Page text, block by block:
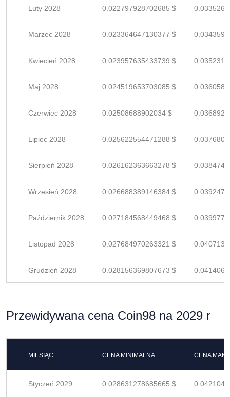
Luty 2028 0.022797928702685 $
Marzec 2028 0.023364647130377 $
Kwiecień 2028 0.023957635433739 $
Maj 2028 0.024519653703085 $
Czerwiec 2028 0.02508688902034 $
Lipiec 2028 0.025622554471288 $
Sierpień 2028 0.026162363663278 $
Wrzesień 2028 0.026688389146384 $
Październik 2028 0.027184568449468 $
Listopad 2028 0.027684970263321 $
Grudzień 2028 0.028156369807673 $
Przewidywana cena Coin98 na 2029 r
MIESIĄC CENA MINIMALNA CENA
Styczeń 2029 0.028631278685665 $